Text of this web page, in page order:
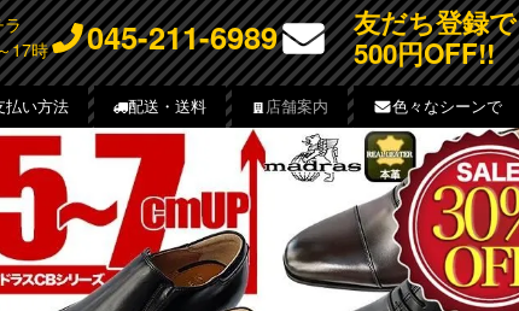
ラ
17時
045-211-6989
友だち登録で
500円OFF!!
払い方法 配送・送料 店舗案内 色々なシーンで